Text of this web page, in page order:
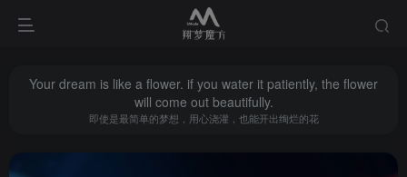
Your dream is like a flower. if you water it patiently, the flower
will come out beautifully.
即使是最简单的梦想，用心浇灌，也能开出绚烂的花